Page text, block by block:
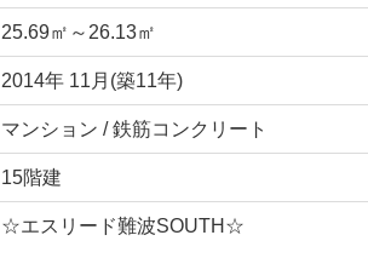
25.69㎡～26.13㎡
2014年 11月(築11年)
マンション / 鉄筋コンクリート
15階建
☆エスリード難波SOUTH☆